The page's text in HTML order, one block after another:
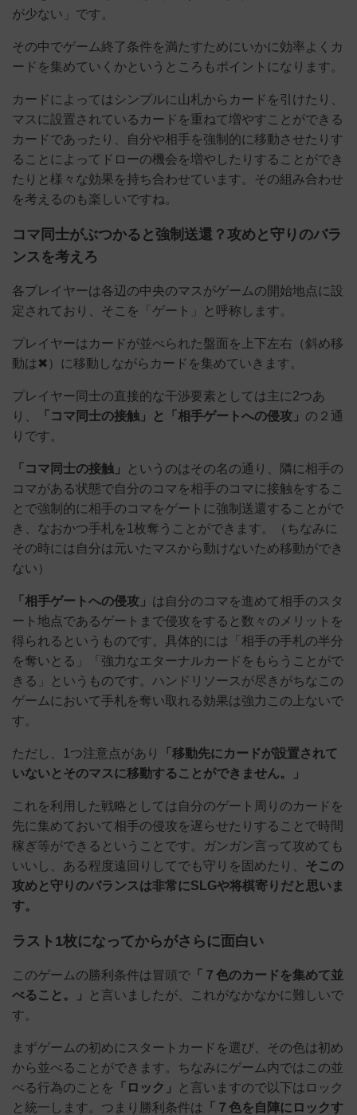
が少ない」です。
その中でゲーム終了条件を満たすためにいかに効率よくカ
ードを集めていくかというところもポイントになります。
カードによってはシンプルに山札からカードを引けたり、
マスに設置されているカードを重ねて増やすことができる
カードであったり、自分や相手を強制的に移動させたりす
ることによってドローの機会を増やしたりすることができ
たりと様々な効果を持ち合わせています。その組み合わせ
を考えるのも楽しいですね。
コマ同士がぶつかると強制送還？攻めと守りのバラ
ンスを考えろ
各プレイヤーは各辺の中央のマスがゲームの開始地点に設
定されており、そこを「ゲート」と呼称します。
プレイヤーはカードが並べられた盤面を上下左右（斜め移
動は✖︎）に移動しながらカードを集めていきます。
プレイヤー同士の直接的な干渉要素としては主に2つあ
り、
「コマ同士の接触」と「相手ゲートへの侵攻」 の２通
りです。
「コマ同士の接触」
というのはその名の通り、隣に相手の
コマがある状態で自分のコマを相手のコマに接触をするこ
とで強制的に相手のコマをゲートに強制送還することがで
き、なおかつ手札を1枚奪うことができます。（ちなみに
その時には自分は元いたマスから動けないため移動ができ
ない）
「相手ゲートへの侵攻」 は自分のコマを進めて相手のスタ
ート地点であるゲートまで侵攻をすると数々のメリットを
得られるというものです。具体的には「相手の手札の半分
を奪いとる」「強力なエターナルカードをもらうことがで
きる」というものです。ハンドリソースが尽きがちなこの
ゲームにおいて手札を奪い取れる効果は強力この上ないで
す。
ただし、1つ注意点があり
「移動先にカードが設置されて
いないとそのマスに移動することができません。」
これを利用した戦略としては自分のゲート周りのカードを
先に集めておいて相手の侵攻を遅らせたりすることで時間
稼ぎ等ができるということです。ガンガン言って攻めても
いいし、ある程度遠回りしてでも守りを固めたり、 そこの
攻めと守りのバランスは非常にSLGや将棋寄りだと思いま
す。
ラスト1枚になってからがさらに面白い
このゲームの勝利条件は冒頭で 「７色のカードを集めて並
べること。」
と言いましたが、これがなかなかに難しいで
す。
まずゲームの初めにスタートカードを選び、その色は初め
から並べることができます。ちなみにゲーム内ではこの並
べる行為のことを
「ロック」
と言いますので以下はロック
と統一します。つまり勝利条件は
「７色を自陣にロックす